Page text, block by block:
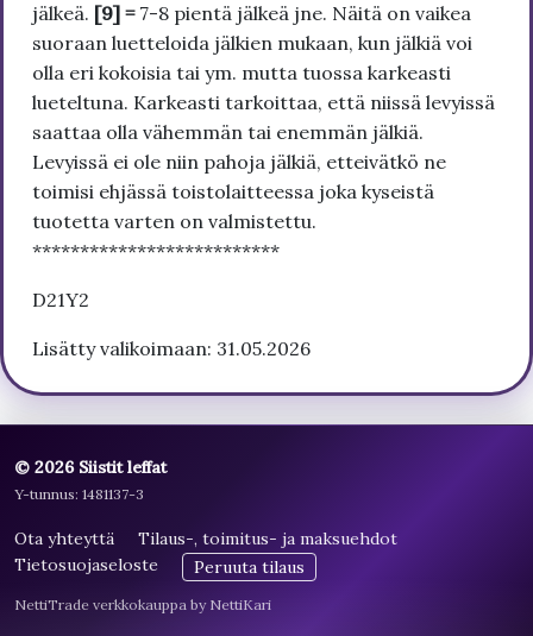
jälkeä. [9] = 7-8 pientä jälkeä jne. Näitä on vaikea
suoraan luetteloida jälkien mukaan, kun jälkiä voi
olla eri kokoisia tai ym. mutta tuossa karkeasti
lueteltuna. Karkeasti tarkoittaa, että niissä levyissä
saattaa olla vähemmän tai enemmän jälkiä.
Levyissä ei ole niin pahoja jälkiä, etteivätkö ne
toimisi ehjässä toistolaitteessa joka kyseistä
tuotetta varten on valmistettu.
**************************
D21Y2
Lisätty valikoimaan: 31.05.2026
© 2026 Siistit leffat
Y-tunnus: 1481137-3
Ota yhteyttä
Tilaus-, toimitus- ja maksuehdot
Tietosuojaseloste
Peruuta tilaus
NettiTrade verkkokauppa by NettiKari